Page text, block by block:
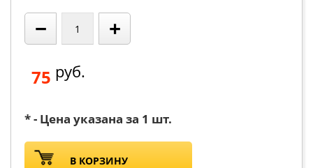
− +
75 руб.
* - Цена указана за 1 шт.
В КОРЗИНУ